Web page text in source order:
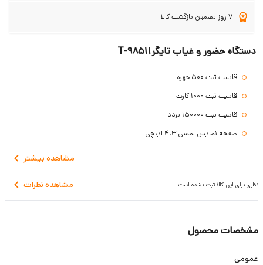
7 روز تضمین بازگشت کالا
دستگاه حضور و غیاب تایگر98511-T
قابلیت ثبت 500 چهره
قابلیت ثبت 1000 کارت
قابلیت تبت 150000 تردد
صفحه نمایش لمسی 4.3 اینچی
دمای عملیاتی OPC to 45°C
رطوبت 20%-80%
دارای ۱۲ ماه گارانتی و ۱۰ سال خدمات پس از فروش
مشاهده بیشتر
مشاهده نظرات نظری برای این کالا ثبت نشده است
مشخصات محصول
عمومی